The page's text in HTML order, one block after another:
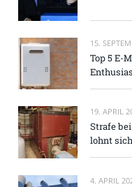
15.
Top 5 E-
19. APRIL
Strafe
lohnt
4. APRIL